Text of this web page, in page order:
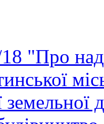
"Про